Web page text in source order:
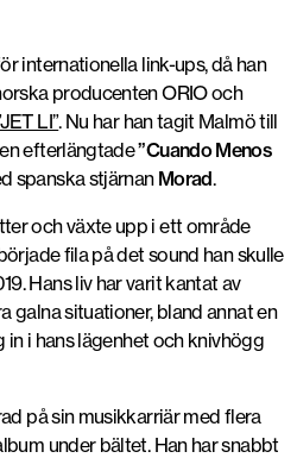
internationella link-ups, då han
producenten ORIO och
LI”. Nu har han tagit Malmö till
efterlängtade”Cuando Menos
spanska stjärnan Morad.
och växte upp i ett område
fila på det sound han skulle
Hans liv har varit kantat av
galna situationer, bland annat en
i hans lägenhet och knivhögg
på sin musikkarriär med flera
under bältet. Han har snabbt